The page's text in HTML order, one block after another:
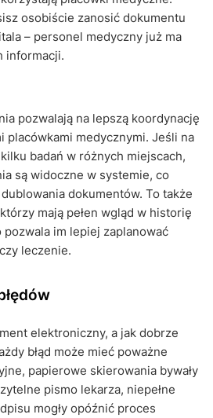
osobiście zanosić dokumentu
– personel medyczny już ma
informacji.
pozwalają na lepszą koordynację
placówkami medycznymi. Jeśli na
badań w różnych miejscach,
są widoczne w systemie, co
dokumentów. To także
mają pełen wgląd w historię
im lepiej zaplanować
leczenie.
elektroniczny, a jak dobrze
błąd może mieć poważne
papierowe skierowania bywały
pismo lekarza, niepełne
mogły opóźnić proces